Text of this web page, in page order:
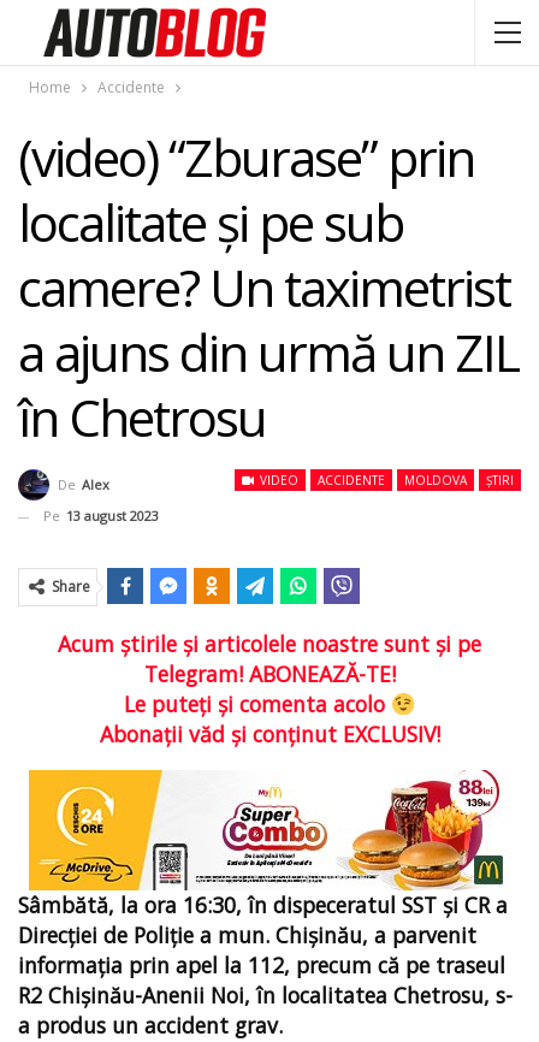
Home Accidente
(video) “Zburase” prin
localitate și pe sub
camere? Un taximetrist
a ajuns din urmă un ZIL
în Chetrosu
VIDEO ACCIDENTE MOLDOVA ȘTIRI
De Alex
Pe 13 august 2023
Share
Acum ştirile şi articolele noastre sunt şi pe
Telegram! ABONEAZĂ-TE!
Le puteţi şi comenta acolo
Abonaţii văd şi conţinut EXCLUSIV!
Sâmbătă, la ora 16:30, în dispeceratul SST și CR a
Direcției de Poliţie a mun. Chișinău, a parvenit
informația prin apel la 112, precum că pe traseul
R2 Chișinău-Anenii Noi, în localitatea Chetrosu, s-
a produs un accident grav.